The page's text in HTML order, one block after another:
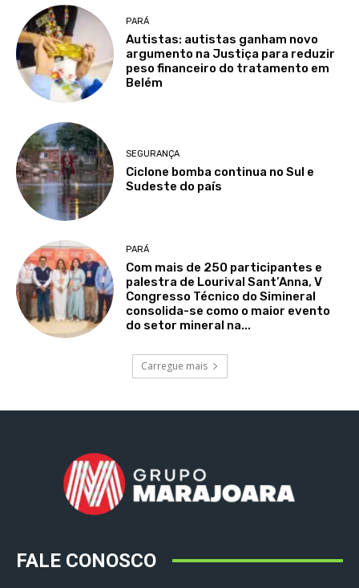
PARÁ
Autistas: autistas ganham novo
argumento na Justiça para reduzir
peso financeiro do tratamento em
Belém
SEGURANÇA
Ciclone bomba continua no Sul e
Sudeste do país
PARÁ
Com mais de 250 participantes e
palestra de Lourival Sant’Anna, V
Congresso Técnico do Simineral
consolida-se como o maior evento
do setor mineral na...
Carregue mais
FALE CONOSCO